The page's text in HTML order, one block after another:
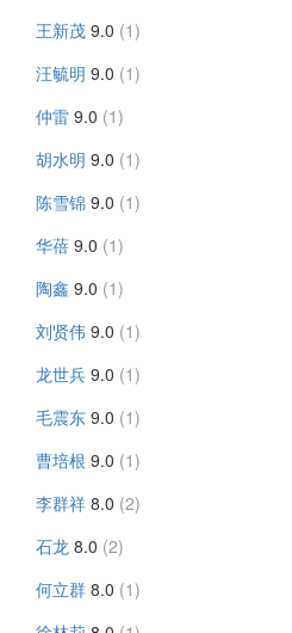
王新茂 9.0 (1)
汪毓明 9.0 (1)
仲雷 9.0 (1)
胡水明 9.0 (1)
陈雪锦 9.0 (1)
华蓓 9.0 (1)
陶鑫 9.0 (1)
刘贤伟 9.0 (1)
龙世兵 9.0 (1)
毛震东 9.0 (1)
曹培根 9.0 (1)
李群祥 8.0 (2)
石龙 8.0 (2)
何立群 8.0 (1)